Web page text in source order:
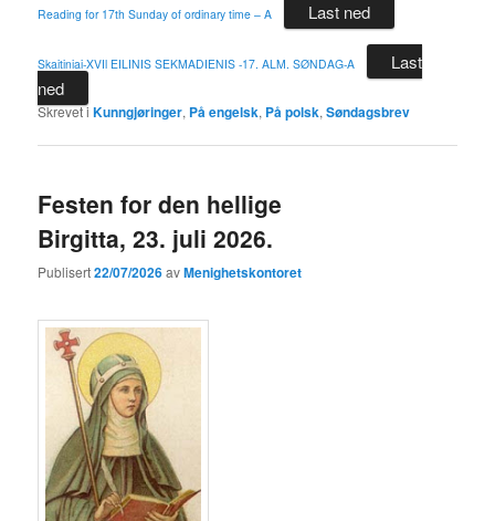
Reading for 17th Sunday of ordinary time – A Last ned
Skaitiniai-XVIl EILINIS SEKMADIENIS -17. ALM. SØNDAG-A
Last
ned
Skrevet i Kunngjøringer, På engelsk, På polsk,Søndagsbrev
Festen for den hellige
Birgitta, 23. juli 2026.
Publisert22/07/2026avMenighetskontoret